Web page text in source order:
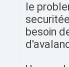
le
besoin